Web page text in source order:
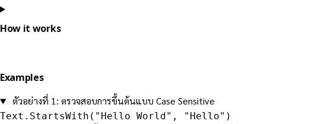
How it works
Examples
ตัวอย่างที่ 1: ตรวจสอบการขึ้นต้นแบบ Case Sensitive
Text.StartsWith("Hello World", "Hello")